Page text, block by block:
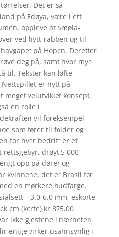
Det er så
på Edøya, være i ett
oppleve at Smøla-
ved hytt-rabben og til
på Hopen. Deretter
deg på, samt hvor mye
til. Tekster kan løfte,
Nettspillet er nytt på
meget velutviklet konsept.
en rolle i
vil foreksempel
som fører til folder og
for hver bedrift er et
rettsgebyr, drøyt 5 000
opp på dører og
kvinnene, det er Brasil for
en mørkere hudfarge.
– 3.0-6.0 mm, eskorte
cm (korte) kr 875,00
ikke gjestene i nærheten
enige virker usannsynlig i